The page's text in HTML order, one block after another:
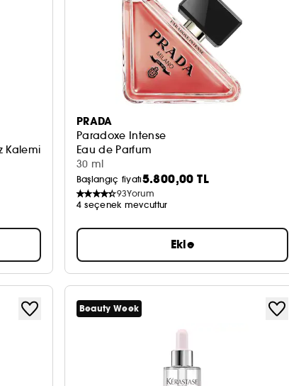
Kalemi
PRADA
Paradoxe Intense
Eau de Parfum
30 ml
Başlangıç fiyatı5.800,00 TL
93Yorum
4 seçenek mevcuttur
Ekle
Beauty Week